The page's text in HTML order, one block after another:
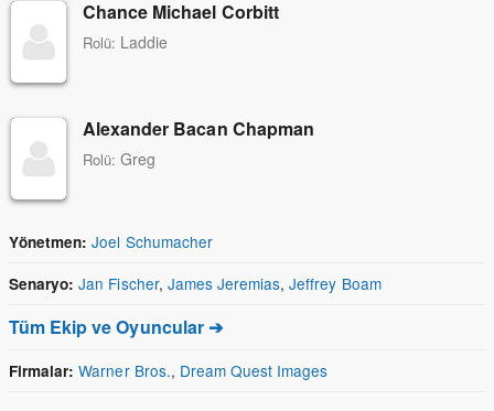
Chance Michael Corbitt
Rolü: Laddie
Alexander Bacan Chapman
Rolü: Greg
Yönetmen: Joel Schumacher
Senaryo: Jan Fischer, James Jeremias,Jeffrey Boam
Tüm Ekip ve Oyuncular ➔
Firmalar: Warner Bros., Dream Quest Images